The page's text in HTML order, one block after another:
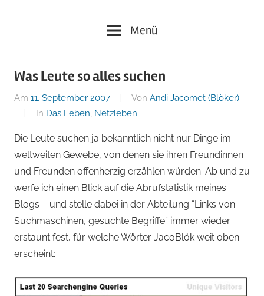
der
Blog
von
Andi
Jacomet
klein-
Menü
Was Leute so alles suchen
Am 11. September 2007 Von Andi Jacomet (Blöker)
In Das Leben, Netzleben
Die Leute suchen ja bekanntlich nicht nur Dinge im
weltweiten Gewebe, von denen sie ihren Freundinnen
und Freunden offenherzig erzählen würden. Ab und zu
werfe ich einen Blick auf die Abrufstatistik meines
Blogs – und stelle dabei in der Abteilung “Links von
Suchmaschinen, gesuchte Begriffe” immer wieder
erstaunt fest, für welche Wörter JacoBlök weit oben
erscheint: